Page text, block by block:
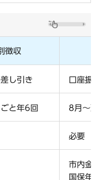
徴収
し引き 口座振
と年6回 8月～
必要
市内金
国保年